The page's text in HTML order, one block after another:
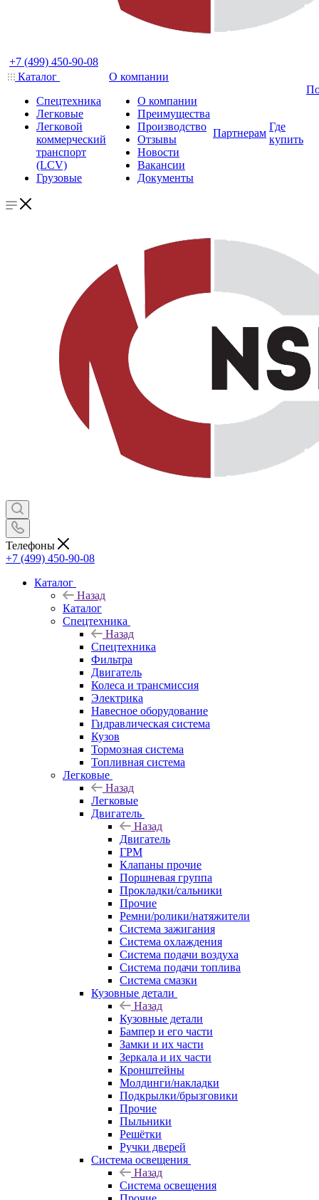
+7 (499) 450-90-08
Каталог
Спецтехника
Легковые
Легковой
коммерческий
транспорт
(LCV)
Грузовые
О компании
О компании
Преимущества
Производство
Отзывы
Новости
Вакансии
Документы
Партнерам
Где
купить
Телефоны
+7 (499) 450-90-08
Каталог
Назад
Каталог
Спецтехника
Назад
Спецтехника
Фильтра
Двигатель
Колеса и трансмиссия
Электрика
Навесное оборудование
Гидравлическая система
Кузов
Тормозная система
Топливная система
Легковые
Назад
Легковые
Двигатель
Назад
Двигатель
ГРМ
Клапаны прочие
Поршневая группа
Прокладки/сальники
Прочие
Ремни/ролики/натяжители
Система зажигания
Система охлаждения
Система подачи воздуха
Система подачи топлива
Система смазки
Кузовные детали
Назад
Кузовные детали
Бампер и его части
Замки и их части
Зеркала и их части
Кронштейны
Молдинги/накладки
Подкрылки/брызговики
Прочие
Пыльники
Решётки
Ручки дверей
Система освещения
Назад
Система освещения